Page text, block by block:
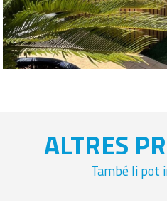
ALTRES
També li pot